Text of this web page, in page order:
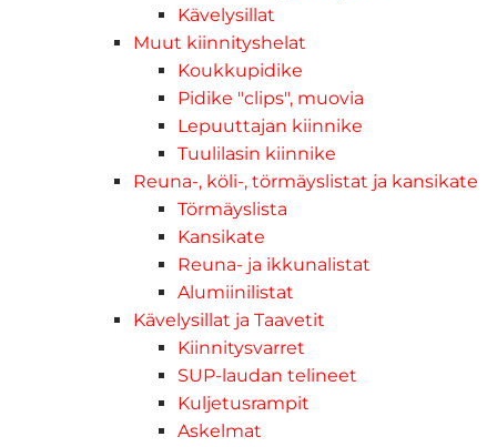
Kävelysillat
Muut kiinnityshelat
Koukkupidike
Pidike "clips", muovia
Lepuuttajan kiinnike
Tuulilasin kiinnike
Reuna-, köli-, törmäyslistat ja kansikate
Törmäyslista
Kansikate
Reuna- ja ikkunalistat
Alumiinilistat
Kävelysillat ja Taavetit
Kiinnitysvarret
SUP-laudan telineet
Kuljetusrampit
Askelmat